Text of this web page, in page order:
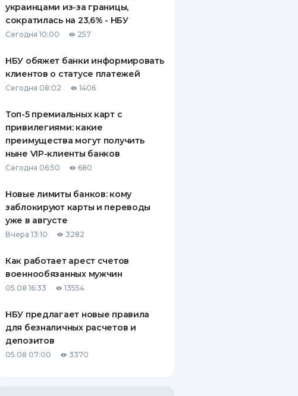
украинцами из-за границы,
сократилась на 23,6% - НБУ
Сегодня 10:00 257
НБУ обяжет банки информировать
клиентов о статусе платежей
Сегодня 08:02 1406
Топ-5 премиальных карт с
привилегиями: какие
преимущества могут получить
ныне VIP-клиенты банков
Сегодня 06:50 680
Новые лимиты банков: кому
заблокируют карты и переводы
уже в августе
Вчера 13:10 3282
Как работает арест счетов
военнообязанных мужчин
05.08 16:33 13554
НБУ предлагает новые правила
для безналичных расчетов и
депозитов
05.08 07:00 3370